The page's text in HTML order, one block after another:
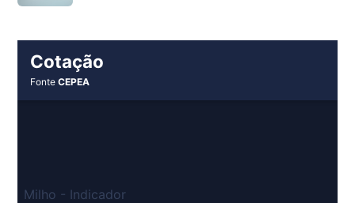
Cotação
FonteCEPEA
Milho - Indicador